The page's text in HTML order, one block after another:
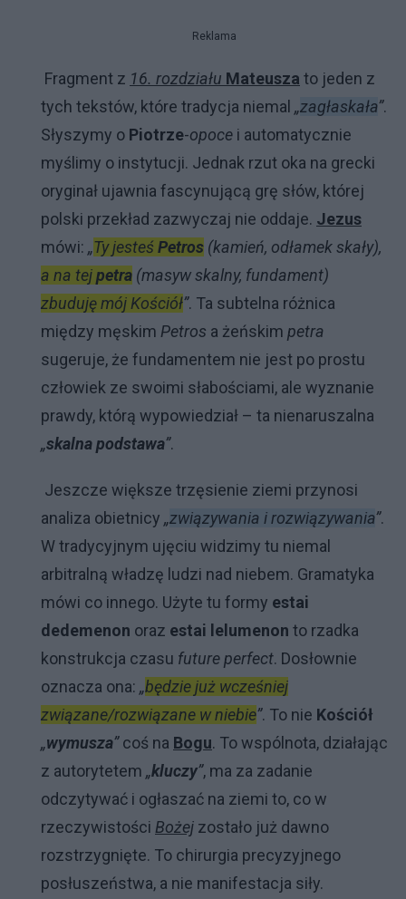
Reklama
Fragment z 16. rozdziału Mateusza to jeden z
tych tekstów, które tradycja niemal „zagłaskała”.
Słyszymy o Piotrze-opoce i automatycznie
myślimy o instytucji. Jednak rzut oka na grecki
oryginał ujawnia fascynującą grę słów, której
polski przekład zazwyczaj nie oddaje. Jezus
mówi: „Ty jesteś Petros (kamień, odłamek skały),
a na tejpetra (masyw skalny, fundament)
zbuduję mój Kościół”. Ta subtelna różnica
między męskim Petros a żeńskim petra
sugeruje, że fundamentem nie jest po prostu
człowiek ze swoimi słabościami, ale wyznanie
prawdy, którą wypowiedział – ta nienaruszalna
„skalna podstawa”.
Jeszcze większe trzęsienie ziemi przynosi
analiza obietnicy „związywania i rozwiązywania”.
W tradycyjnym ujęciu widzimy tu niemal
arbitralną władzę ludzi nad niebem. Gramatyka
mówi co innego. Użyte tu formy estai
dedemenon oraz estai lelumenon to rzadka
konstrukcja czasu future perfect. Dosłownie
oznacza ona: „będzie już wcześniej
związane/rozwiązane w niebie”. To nie Kościół
„wymusza”coś na Bogu. To wspólnota, działając
z autorytetem „kluczy”, ma za zadanie
odczytywać i ogłaszać na ziemi to, co w
rzeczywistości Bożej zostało już dawno
rozstrzygnięte. To chirurgia precyzyjnego
posłuszeństwa, a nie manifestacja siły.